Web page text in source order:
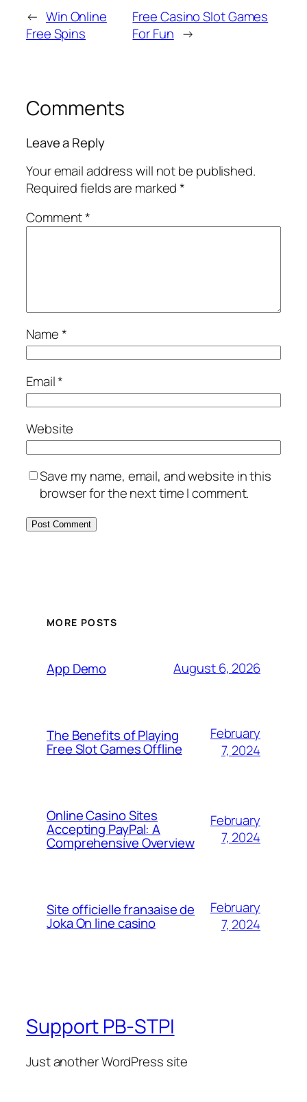
← Win Online
Free Spins
Free Casino Slot Games
For Fun →
Comments
Leave a Reply
Your email address will not be published.
Required fields are marked*
Comment*
Name*
Email*
Website
Save my name, email, and website in this
browser for the next time I comment.
MORE POSTS
App Demo August 6, 2026
The Benefits of Playing
Free Slot Games Offline
February
7, 2024
Online Casino Sites
Accepting PayPal: A
Comprehensive Overview
February
7, 2024
Site officielle franзaise de
Joka On line casino
February
7, 2024
Support PB-STPI
Just another WordPress site